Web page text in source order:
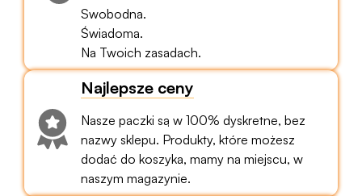
Swobodna.
Świadoma.
Na Twoich zasadach.
Najlepsze ceny
Nasze paczki są w 100% dyskretne, bez
nazwy sklepu. Produkty, które możesz
dodać do koszyka, mamy na miejscu, w
naszym magazynie.